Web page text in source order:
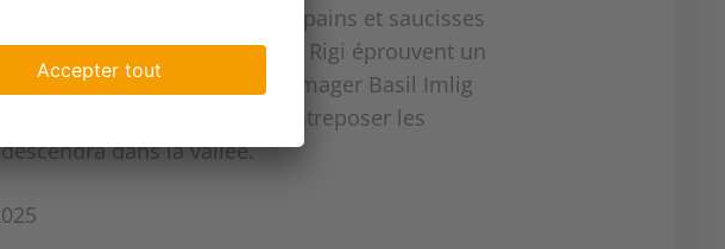
produit de la vente des petitspains et saucisses
suisses. Les paysans du Rigi éprouvent un
d’ici à la fin de l’été, le fromager Basil Imlig
fromagères. Il va entreposer les
dans la vallée.